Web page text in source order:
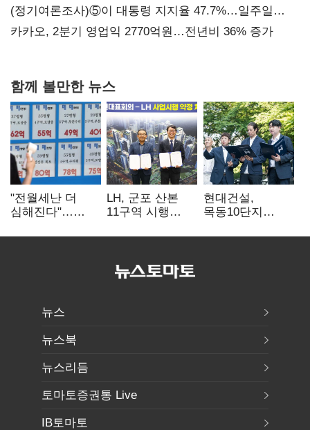
보내
(정기여론조사)⑤이 대통령 지지율 47.7%…일주일
만에 다시 40%대
카카오, 2분기 영업익 2770억원…전년비 36% 증가
함께 볼만한 뉴스
"전월세난 더
심해진다"…
LH, 군포 산본
11구역 시행
공급
현대건설,
목동10단지
출사표
뉴스
뉴스북
뉴스리듬
토마토증권통 Live
IB토마토